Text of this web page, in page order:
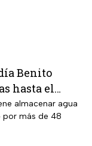
Benito
hasta el
almacenar agua
por más de 48